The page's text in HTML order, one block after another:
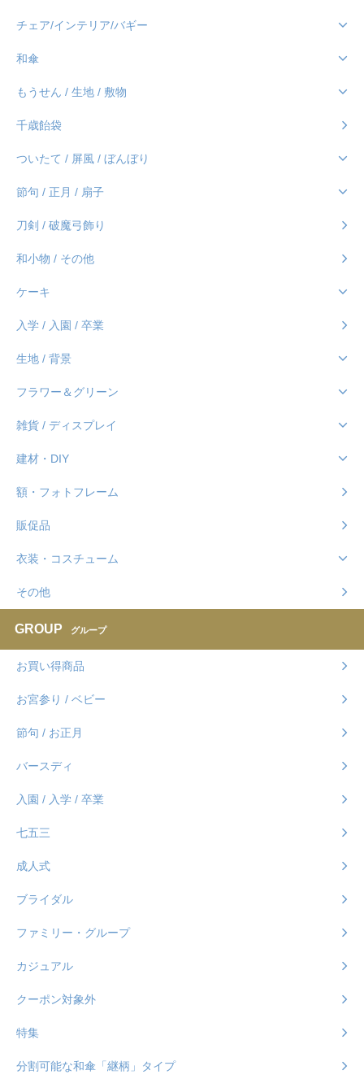
チェア/インテリア/バギー
和傘
もうせん / 生地 / 敷物
千歳飴袋
ついたて / 屏風 / ぼんぼり
節句 / 正月 / 扇子
刀剣 / 破魔弓飾り
和小物 / その他
ケーキ
入学 / 入園 / 卒業
生地 / 背景
フラワー＆グリーン
雑貨 / ディスプレイ
建材・DIY
額・フォトフレーム
販促品
衣装・コスチューム
その他
GROUP グループ
お買い得商品
お宮参り / ベビー
節句 / お正月
バースディ
入園 / 入学 / 卒業
七五三
成人式
ブライダル
ファミリー・グループ
カジュアル
クーポン対象外
特集
分割可能な和傘「継柄」タイプ